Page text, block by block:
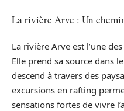
La rivière Arve : Un
La rivière Arve est l’une
Elle prend sa source dans
descend à travers des
excursions en rafting
sensations fortes de vivre